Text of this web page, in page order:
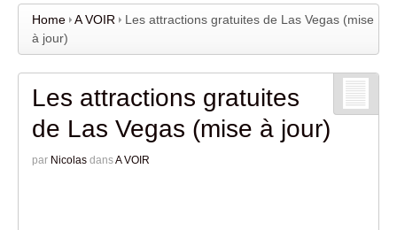
Home A VOIR
Les attractions gratuites de Las Vegas (mise
à jour)
Les attractions gratuites
de Las Vegas (mise à jour)
par Nicolas dansA VOIR